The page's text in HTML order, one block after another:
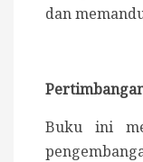
dan
Buku ini